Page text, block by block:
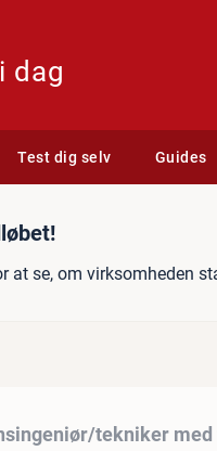
dag
Test dig selv Guides
at se, om virksomheden
tekniker